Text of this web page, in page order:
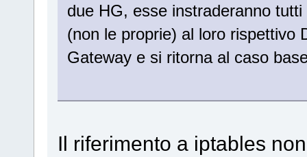
due HG, esse instraderanno
(non le proprie) al loro rispettivo
Gateway e si ritorna al caso
Il riferimento a iptables